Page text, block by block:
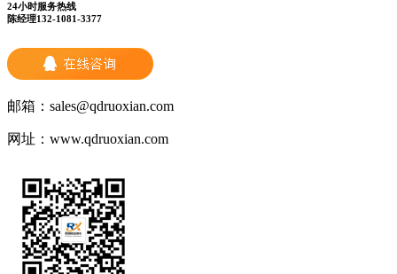
24小时服务热线
陈经理132-1081-3377
邮箱： sales@qdruoxian.com
网址： www.qdruoxian.com